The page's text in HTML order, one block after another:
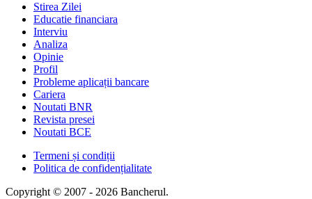
Stirea Zilei
Educatie financiara
Interviu
Analiza
Opinie
Profil
Probleme aplicații bancare
Cariera
Noutati BNR
Revista presei
Noutati BCE
Termeni și condiții
Politica de confidențialitate
Copyright © 2007 - 2026 Bancherul.